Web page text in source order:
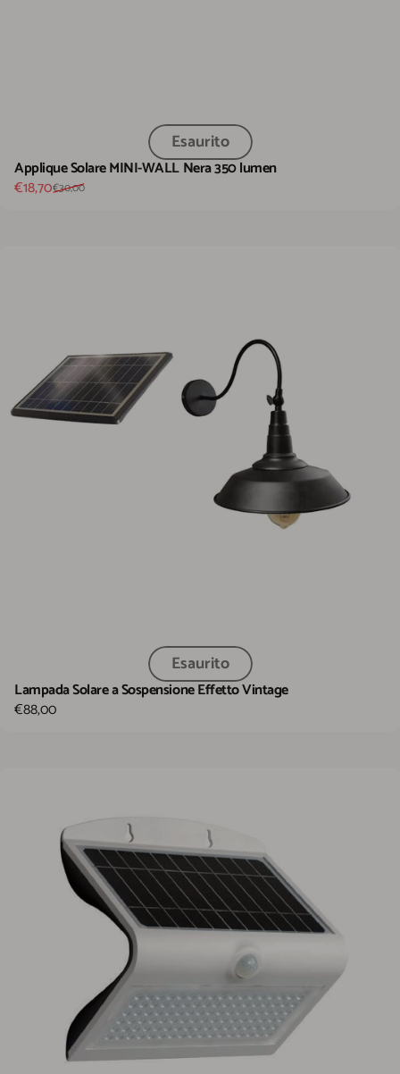
Esaurito
Applique Solare MINI-WALL Nera 350 lumen
Prezzo scontato
€18,70
Prezzo di listino
€30,00
Esaurito
Lampada Solare a Sospensione Effetto Vintage
€88,00